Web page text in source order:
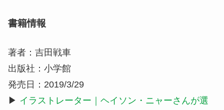
書籍情報
著者：吉田戦車
出版社：小学館
発売日：2019/3/29
▶ イラストレーター｜ヘイソン・ニャーさんが選